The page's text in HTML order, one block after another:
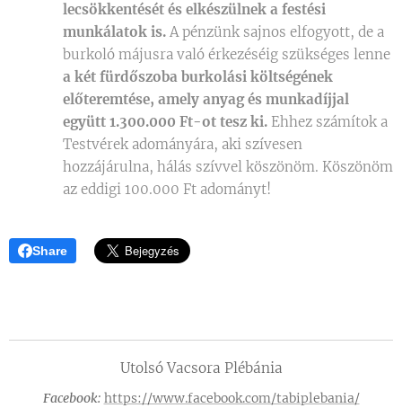
lecsökkentését és elkészülnek a festési
munkálatok is. A pénzünk sajnos elfogyott, de a
burkoló májusra való érkezéséig szükséges lenne
a két fürdőszoba burkolási költségének
előteremtése, amely anyag és munkadíjjal
együtt 1.300.000 Ft-ot tesz ki. Ehhez számítok a
Testvérek adományára, aki szívesen
hozzájárulna, hálás szívvel köszönöm. Köszönöm
az eddigi 100.000 Ft adományt!
Share
Utolsó Vacsora Plébánia
Facebook: https://www.facebook.com/tabiplebania/